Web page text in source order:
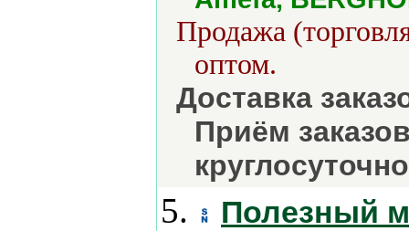
Продажа
оптом.
Доставка
Приём
5. Полезный